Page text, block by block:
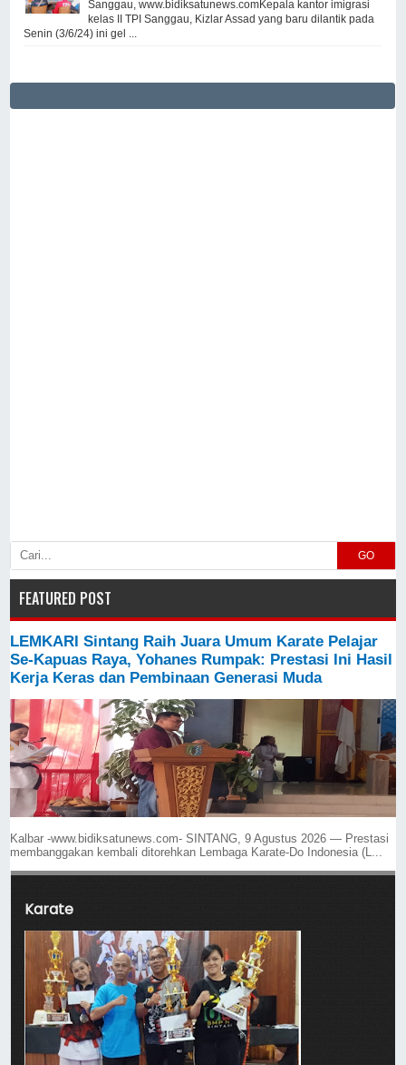
Sanggau, www.bidiksatunews.comKepala kantor imigrasi
kelas II TPI Sanggau, Kizlar Assad yang baru dilantik pada
Senin (3/6/24) ini gel ...
GO
FEATURED POST
LEMKARI Sintang Raih Juara Umum Karate Pelajar
Se-Kapuas Raya, Yohanes Rumpak: Prestasi Ini Hasil
Kerja Keras dan Pembinaan Generasi Muda
Kalbar -www.bidiksatunews.com- SINTANG, 9 Agustus 2026 — Prestasi
membanggakan kembali ditorehkan Lembaga Karate-Do Indonesia (L...
Karate